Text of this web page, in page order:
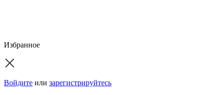
Избранное
Войдите или зарегистрируйтесь